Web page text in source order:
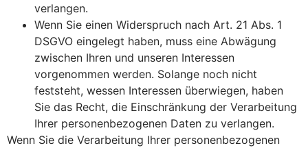
verlangen.
Wenn Sie einen Widerspruch nach Art. 21 Abs. 1
DSGVO eingelegt haben, muss eine Abwägung
zwischen Ihren und unseren Interessen
vorgenommen werden. Solange noch nicht
feststeht, wessen Interessen überwiegen, haben
Sie das Recht, die Einschränkung der Verarbeitung
Ihrer personenbezogenen Daten zu verlangen.
Wenn Sie die Verarbeitung Ihrer personenbezogenen